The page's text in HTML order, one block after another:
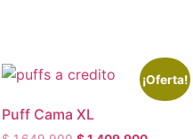
¡Oferta!
Puff Cama XL